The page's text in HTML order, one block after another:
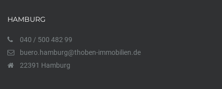
HAMBURG
040 / 500 482 99
buero.hamburg@thoben-immobilien.de
22391 Hamburg